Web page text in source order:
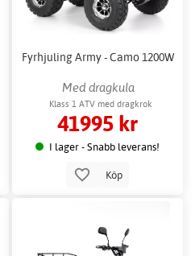
Fyrhjuling Army - Camo 1200W
Med dragkula
Klass 1 ATV med dragkrok
41995 kr
I lager - Snabb leverans!
Köp